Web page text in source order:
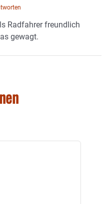
Radfahrer freundlich
gewagt.